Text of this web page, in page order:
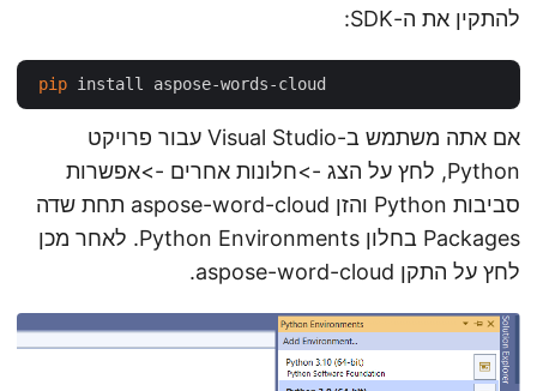
להתקין את ה-SDK:
pip
אם אתה משתמש ב-Visual Studio עבור פרויקט
Python, לחץ על הצג ->חלונות אחרים ->אפשרות
סביבות Python והזן aspose-word-cloud תחת שדה
Packages בחלון Python Environments. לאחר מכן
לחץ על התקן aspose-word-cloud.